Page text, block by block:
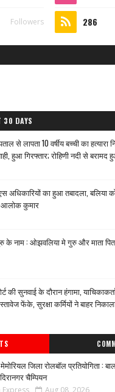
Followers 286
30 DAYS
से लापता 10 वर्षीय बच्ची का हत्यारा
हुआ गिरफ्तार; रोहिणी नदी से बरामद
अधिकारियों का हुआ तबादला, बलिया
आलोक कुमार
के नाम : ओझवलिया मे गुरु और माता
की सुनवाई के दौरान हंगामा,
फेंके, सुरक्षा कर्मियों ने बाहर
मेमोरियल जिला रोलबॉल प्रतियोगिता :
चैम्पियन
Express Aug 08, 2026